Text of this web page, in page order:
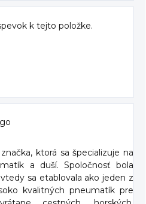
k tejto položke.
ktorá sa špecializuje na
a duší. Spoločnosť bola
sa etablovala ako jeden z
kvalitných pneumatík pre